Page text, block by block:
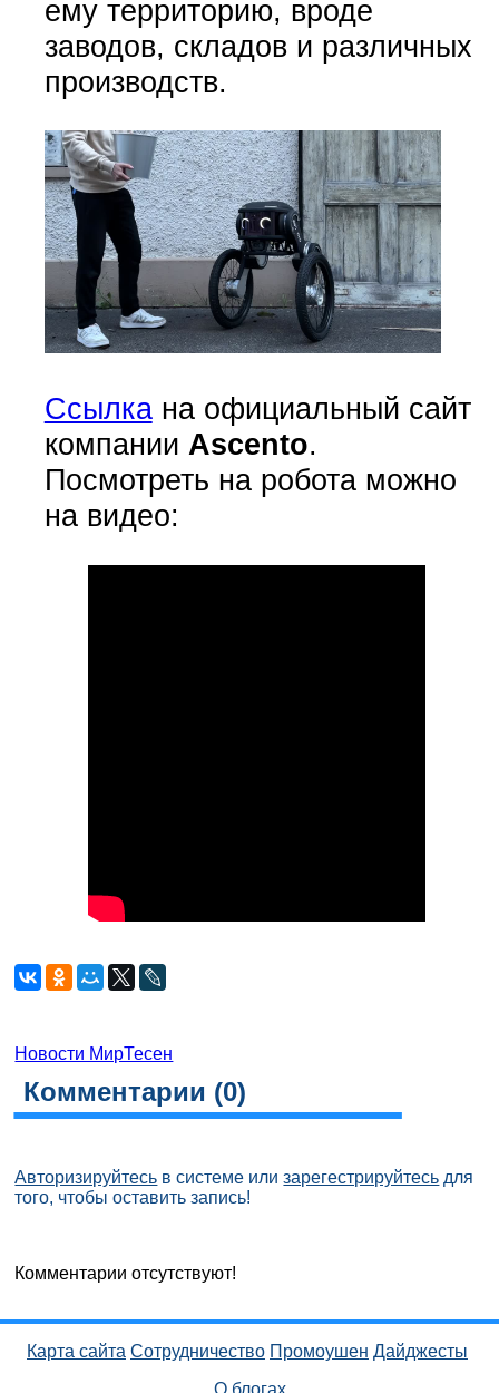
ему территорию, вроде
заводов, складов и различных
производств.
Ссылкана официальный сайт
компании Ascento.
Посмотреть на робота можно
на видео:
Новости МирТесен
Комментарии (0)
Авторизируйтесь в системе илизарегестрируйтесь для
того, чтобы оставить запись!
Комментарии отсутствуют!
Карта сайта Сотрудничество Промоушен Дайджесты
О блогах